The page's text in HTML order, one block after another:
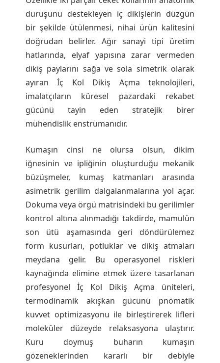
duruşunu destekleyen iç dikişlerin düzgün
bir şekilde ütülenmesi, nihai ürün kalitesini
doğrudan belirler. Ağır sanayi tipi üretim
hatlarında, elyaf yapısına zarar vermeden
dikiş paylarını sağa ve sola simetrik olarak
ayıran İç Kol Dikiş Açma teknolojileri,
imalatçıların küresel pazardaki rekabet
gücünü tayin eden stratejik birer
mühendislik enstrümanıdır.
Kumaşın cinsi ne olursa olsun, dikim
iğnesinin ve ipliğinin oluşturduğu mekanik
büzüşmeler, kumaş katmanları arasında
asimetrik gerilim dalgalanmalarına yol açar.
Dokuma veya örgü matrisindeki bu gerilimler
kontrol altına alınmadığı takdirde, mamulün
son ütü aşamasında geri döndürülemez
form kusurları, potluklar ve dikiş atmaları
meydana gelir. Bu operasyonel riskleri
kaynağında elimine etmek üzere tasarlanan
profesyonel İç Kol Dikiş Açma üniteleri,
termodinamik akışkan gücünü pnömatik
kuvvet optimizasyonu ile birleştirerek lifleri
moleküler düzeyde relaksasyona ulaştırır.
Kuru doymuş buharın kumaşın
gözeneklerinden kararlı bir debiyle